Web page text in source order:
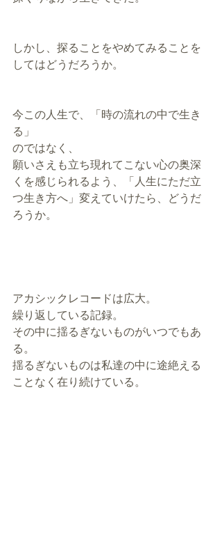
しかし、探ることをやめてみることを
してはどうだろうか。
今この人生で、「時の流れの中で生き
る」
のではなく、
願いさえも立ち現れてこない心の奥深
くを感じられるよう、「人生にただ立
つ生き方へ」変えていけたら、どうだ
ろうか。
アカシックレコードは広大。
繰り返している記録。
その中に揺るぎないものがいつでもあ
る。
揺るぎないものは私達の中に途絶える
ことなく在り続けている。